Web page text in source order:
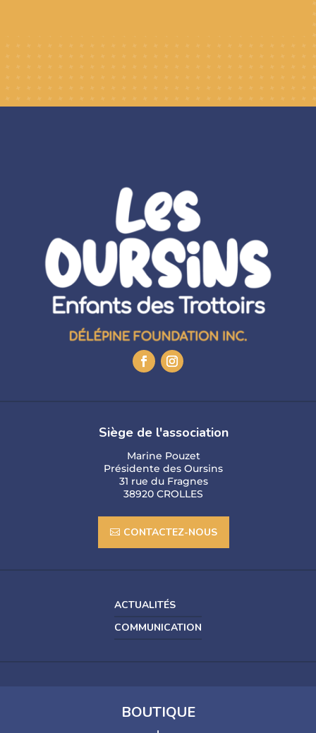
Siège de l'association
Marine Pouzet
Présidente des Oursins
31 rue du Fragnes
38920 CROLLES
CONTACTEZ-NOUS
ACTUALITÉS
COMMUNICATION
BOUTIQUE